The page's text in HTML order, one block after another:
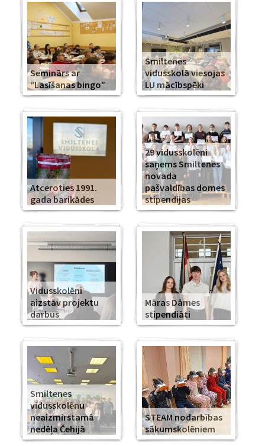
Seminārs ar
“Lasīšanas bingo”
Smiltenes
vidusskolā viesojas
LU mācībspēki
Atceroties 1991.
gada barikādes
29 vidusskolēni
saņems Smiltenes
novada
pašvaldības domes
stipendijas
Vidusskolēni
aizstāv projektu
darbus
Māras Dāmes
stipendiāti
Smiltenes
vidusskolēnu
neaizmirstamā
nedēļa Čehijā
STEAM nodarbības
sākumskolēniem